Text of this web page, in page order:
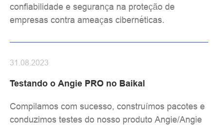
confiabilidade e segurança na proteção de
empresas contra ameaças cibernéticas.
Testando o Angie PRO no Baikal
31.08.2023
Compilamos com sucesso, construímos pacotes e
conduzimos testes do nosso produto Angie/Angie